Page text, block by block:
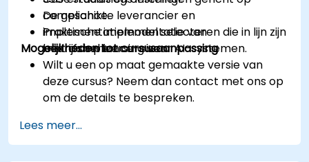
De geschikte leverancier en
implementatiemodel selecteren die in lijn zijn
met compliance-eisen.
compliance.
Praktische implementatie van
bedrijfsbeheersing voor AI-systemen.
Mogelijkheden tot cursusaanpassing
Wilt u een op maat gemaakte versie van
deze cursus? Neem dan contact met ons op
om de details te bespreken.
Lees meer...